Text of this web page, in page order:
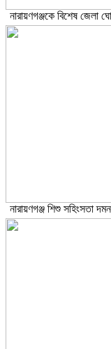
নারায়ণগঞ্জকে বিশেষ জেলা
নারায়ণগঞ্জ শিশু সহিংসতা